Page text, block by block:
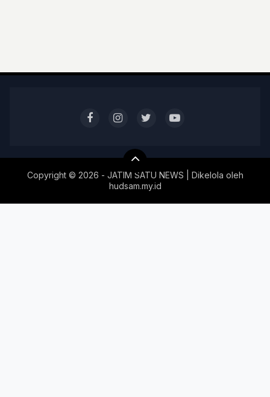
Copyright © 2026 - JATIM SATU NEWS | Dikelola oleh
hudsam.my.id